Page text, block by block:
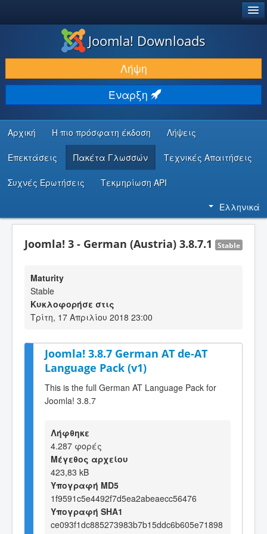
ΛΉΨΕΙΣ & ΕΠΕΚΤΆΣΕΙΣ
ΕΎΡΕΣΗ & ΜΆΘΗΣΗ
ΚΟΙΝΌΤΗΤΑ & ΥΠΟΣΤΉΡΙΞΗ
ΠΌΡΟΙ ΠΡΟΓΡΑΜΜΑΤΙΣΤΏΝ
Joomla! Downloads
Λήψη
Έναρξη
Αρχική Η πιο πρόσφατη έκδοση Λήψεις
Επεκτάσεις Πακέτα Γλωσσών Τεχνικές Απαιτήσεις
Συχνές Ερωτήσεις Τεκμηρίωση API
Ελληνικά
Joomla! 3 - German (Austria) 3.8.7.1 Stable
Maturity
Stable
Κυκλοφορήσε στις
Τρίτη, 17 Απριλίου 2018 23:00
Joomla! 3.8.7 German AT de-AT
Language Pack (v1)
This is the full German AT Language Pack for
Joomla! 3.8.7
Λήφθηκε
4.287 φορές
Μέγεθος αρχείου
423,83 kB
Υπογραφή MD5
1f9591c5e4492f7d5ea2abeaecc56476
Υπογραφή SHA1
ce093f1dc885273983b7b15ddc6b605e71898